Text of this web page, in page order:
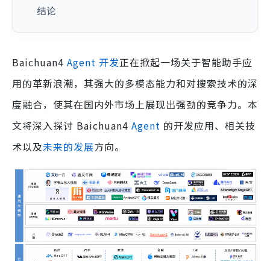
结论
Baichuan4 Agent 开发正在掀起一场关于智能助手应
用的革新浪潮，其强大的多模态能力和对搜索技术的深
度融合，使其在国内外市场上展现出强劲的竞争力。本
文将深入探讨 Baichuan4 Agent 的开发应用、相关技
术以及未来的发展方向。